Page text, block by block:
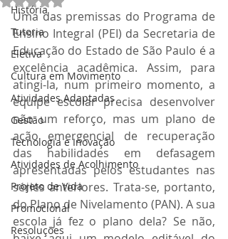
História
Tutoria
Eletiva
Cultura em Movimento
Atividades Adaptadas
Gestão
Tecnologia e Inovação
Atividades de Acolhimento
Projeto de Vida
Promocional
Resoluções
Uma das premissas do Programa de
Ensino Integral (PEI) da Secretaria de
Educação do Estado de São Paulo é a
excelência acadêmica. Assim, para
atingi-la, num primeiro momento, a
equipe escolar precisa desenvolver
não um reforço, mas um plano de
ação emergencial de recuperação
das habilidades em defasagem
apresentadas pelos estudantes nas
séries anteriores. Trata-se, portanto,
do Plano de Nivelamento (PAN). A sua
escola já fez o plano dela? Se não,